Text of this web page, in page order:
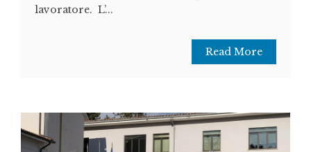
lavoratore. L’...
Read More